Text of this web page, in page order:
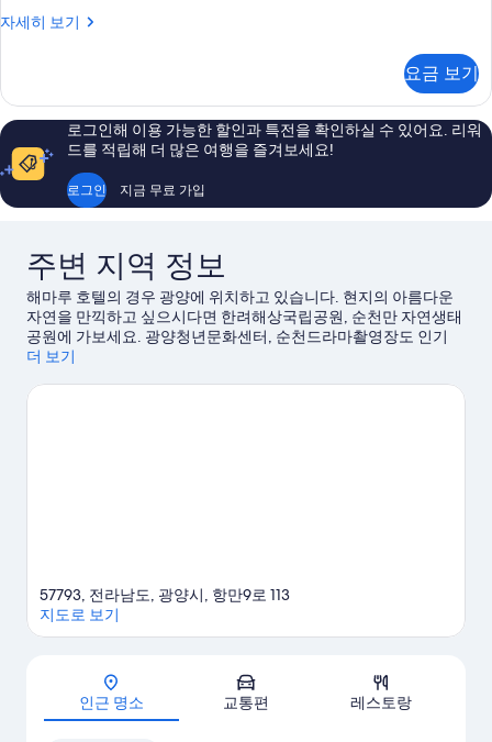
전
사
진
모
두
보
자세히 보기
패
윈
룸,
바
다
전
망
요금 보기
로그인해 이용 가능한 할인과 특전을 확인하실 수 있어요. 리워
드를 적립해 더 많은 여행을 즐겨보세요!
로그인 지금 무료 가입
주변 지역 정보
해마루 호텔의 경우 광양에 위치하고 있습니다. 현지의 아름다운
자연을 만끽하고 싶으시다면 한려해상국립공원, 순천만 자연생태
공원에 가보세요. 광양청년문화센터, 순천드라마촬영장도 인기
명소로 유명합니다. 각종 이벤트나 게임이 개최되는 엑스포 탁구
더 보기
지도
57793, 전라남도, 광양시, 항만9로 113
지도로 보기
인근 명소 교통편 레스토랑